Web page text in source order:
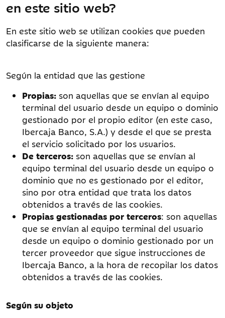
en este sitio web?
En este sitio web se utilizan cookies que pueden
clasificarse de la siguiente manera:
Según la entidad que las gestione
Propias: son aquellas que se envían al equipo
terminal del usuario desde un equipo o dominio
gestionado por el propio editor (en este caso,
Ibercaja Banco, S.A.) y desde el que se presta
el servicio solicitado por los usuarios.
De terceros: son aquellas que se envían al
equipo terminal del usuario desde un equipo o
dominio que no es gestionado por el editor,
sino por otra entidad que trata los datos
obtenidos a través de las cookies.
Propias gestionadas por terceros: son aquellas
que se envían al equipo terminal del usuario
desde un equipo o dominio gestionado por un
tercer proveedor que sigue instrucciones de
Ibercaja Banco, a la hora de recopilar los datos
obtenidos a través de las cookies.
Según su objeto